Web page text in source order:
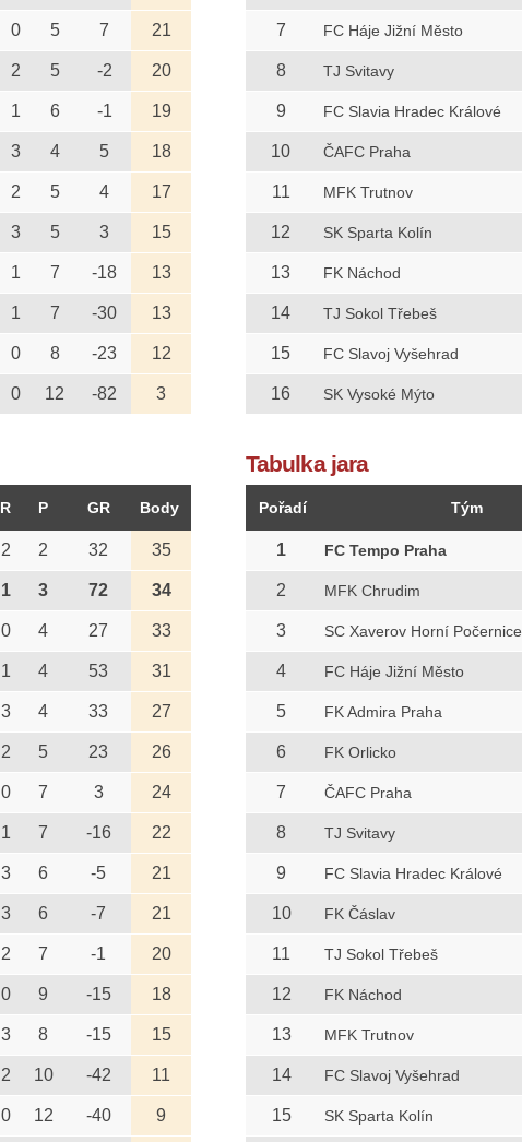
0 5 7 21
2 5 -2 20
1 6 -1 19
3 4 5 18
2 5 4 17
3 5 3 15
1 7 -18 13
1 7 -30 13
0 8 -23 12
0 12 -82 3
7 FC Háje Jižní Město
8 TJ Svitavy
9 FC Slavia Hradec Králové
10 ČAFC Praha
11 MFK Trutnov
12 SK Sparta Kolín
13 FK Náchod
14 TJ Sokol Třebeš
15 FC Slavoj Vyšehrad
16 SK Vysoké Mýto
R P GR Body
2 2 32 35
1 3 72 34
0 4 27 33
1 4 53 31
3 4 33 27
2 5 23 26
0 7 3 24
1 7 -16 22
3 6 -5 21
3 6 -7 21
2 7 -1 20
0 9 -15 18
3 8 -15 15
2 10 -42 11
0 12 -40 9
Tabulka jara
Pořadí Tým
1 FC Tempo Praha
2 MFK Chrudim
3 SC Xaverov Horní Počernice
4 FC Háje Jižní Město
5 FK Admira Praha
6 FK Orlicko
7 ČAFC Praha
8 TJ Svitavy
9 FC Slavia Hradec Králové
10 FK Čáslav
11 TJ Sokol Třebeš
12 FK Náchod
13 MFK Trutnov
14 FC Slavoj Vyšehrad
15 SK Sparta Kolín